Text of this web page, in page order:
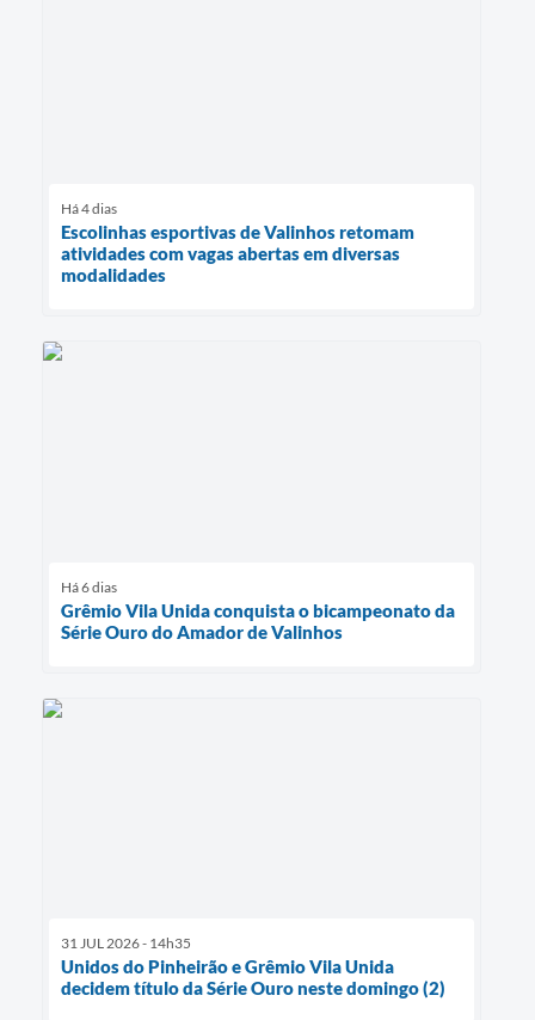
Há 4 dias
Escolinhas esportivas de Valinhos retomam
atividades com vagas abertas em diversas
modalidades
Há 6 dias
Grêmio Vila Unida conquista o bicampeonato da
Série Ouro do Amador de Valinhos
31 JUL 2026 - 14h35
Unidos do Pinheirão e Grêmio Vila Unida
decidem título da Série Ouro neste domingo (2)